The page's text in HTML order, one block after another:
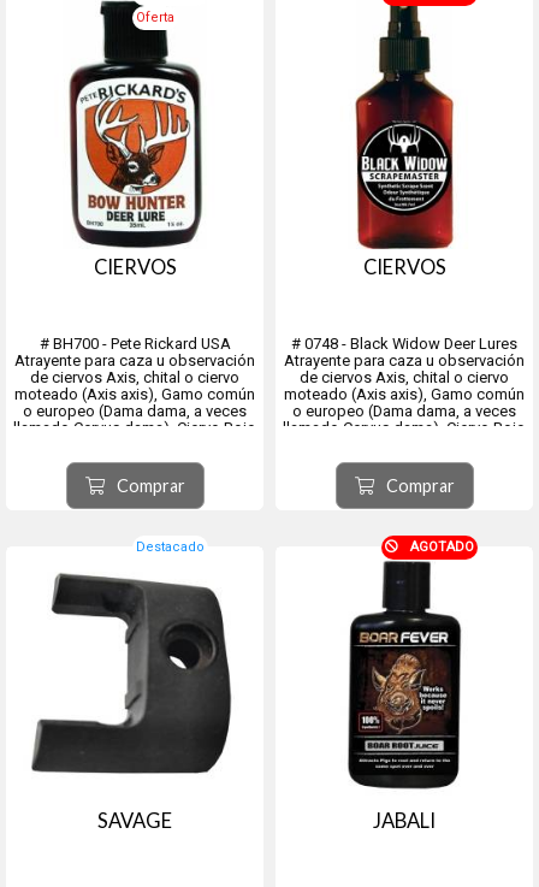
Oferta
CIERVOS
# BH700 - Pete Rickard USA
Atrayente para caza u observación
de ciervos Axis, chital o ciervo
moteado (Axis axis​), Gamo común
o europeo (Dama dama, a veces
llamado Cervus dama), Ciervo Rojo
ciervo europeo, ciervo común,
ciervo colorado.
Modelo BOWHUNTER DEE...
Comprar
CIERVOS
# 0748 - Black Widow Deer Lures
Atrayente para caza u observación
de ciervos Axis, chital o ciervo
moteado (Axis axis​), Gamo común
o europeo (Dama dama, a veces
llamado Cervus dama), Ciervo Rojo
ciervo europeo, ciervo común,
ciervo colorado.
Mmodelo Scrape ...
Comprar
Destacado
SAVAGE
AGOTADO
JABALI